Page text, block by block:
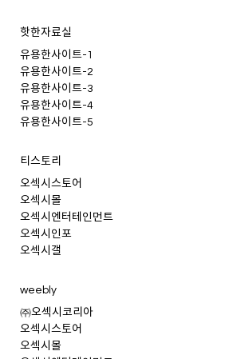
핫한자료실
유용한사이트-1
유용한사이트-2
유용한사이트-3
유용한사이트-4
유용한사이트-5
티스토리
오섹시스토어
오섹시몰
오섹시엔터테인먼트
오섹시인포
오섹시갤
weebly
㈜오섹시코리아
오섹시스토어
오섹시몰